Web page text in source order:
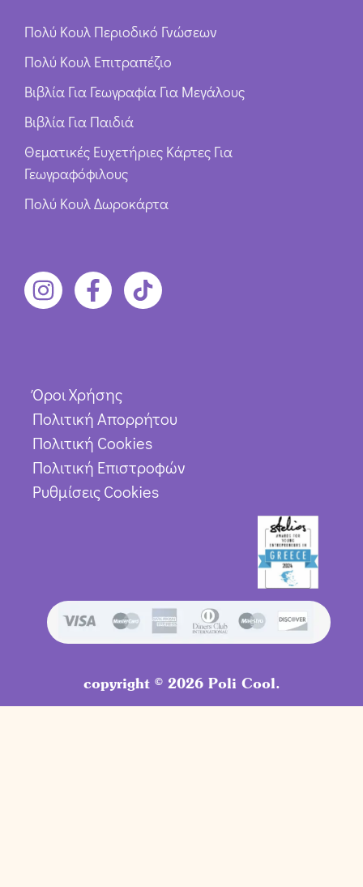
Πολύ Κουλ Περιοδικό Γνώσεων
Πολύ Κουλ Επιτραπέζιο
Βιβλία Για Γεωγραφία Για Μεγάλους
Βιβλία Για Παιδιά
Θεματικές Ευχετήριες Κάρτες Για
Γεωγραφόφιλους
Πολύ Κουλ Δωροκάρτα
Όροι Χρήσης
Πολιτική Απορρήτου
Πολιτική Cookies
Πολιτική Επιστροφών
Ρυθμίσεις Cookies
copyright © 2026 Poli Cool.